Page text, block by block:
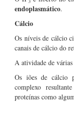
endoplasmático.
Cálcio
Os níveis de cálcio
canais de cálcio do
A atividade de várias
Os iões de cálcio
complexo
proteínas como